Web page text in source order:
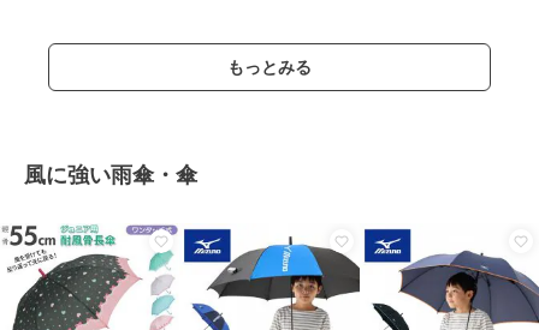
もっとみる
風に強い雨傘・傘